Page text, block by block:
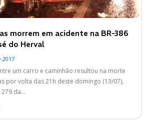
morrem em acidente na BR-386
do Herval
2017
um carro e caminhão resultou na morte
por volta das 21h deste domingo (13/07),
da...